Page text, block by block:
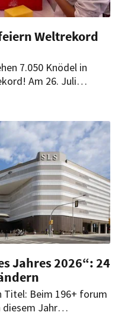
Weltrekord
7.050 Knödel in
Am 26. Juli
Jahres 2026“: 24
Titel: Beim 196+ forum
diesem Jahr